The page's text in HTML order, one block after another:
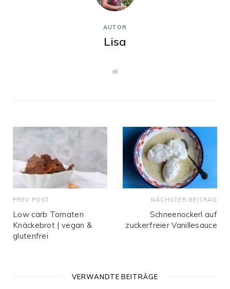
AUTOR
Lisa
W
PREV POST
Low carb Tomaten
Knäckebrot | vegan &
glutenfrei
NÄCHSTER BEITRAG
Schneenockerl auf
zuckerfreier Vanillesauce
VERWANDTE BEITRÄGE